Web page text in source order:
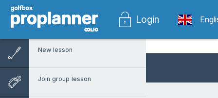
Login
New lesson
Join group lesson